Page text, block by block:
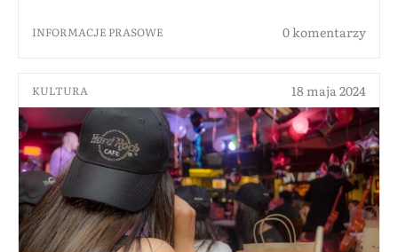
INFORMACJE PRASOWE 0 komentarzy
KULTURA 18 maja 2024